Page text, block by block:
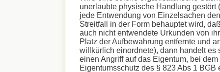
unerlaubte physische Handlung gestört
jede Entwendung von Einzelsachen
Streitfall in der Form behauptet wird,
auch nicht entwendete Urkunden von
Platz der Aufbewahrung entfernte und
willkürlich einordnete), dann handelt es
einen Angriff auf das Eigentum, bei
Eigentumsschutz des § 823 Abs 1 BGB